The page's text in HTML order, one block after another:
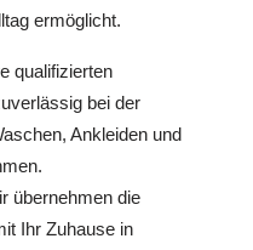
ermöglicht.
qualifizierten
bei der
Ankleiden und
übernehmen die
Ihr Zuhause in